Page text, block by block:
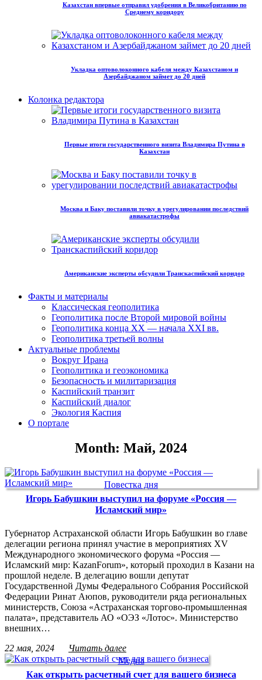
Казахстан впервые отправил удобрения в Великобританию по
Среднему коридору
Укладка оптоволоконного кабеля между Казахстаном и
Азербайджаном займет до 20 дней
Колонка редактора
Первые итоги государственного визита Владимира Путина в
Казахстан
Москва и Баку поставили точку в урегулировании последствий
авиакатастрофы
Американские эксперты обсудили Транскаспийский коридор
Факты и материалы
Классическая геополитика
Геополитика после Второй мировой войны
Геополитика конца XX — начала XXI вв.
Геополитика третьей волны
Актуальные проблемы
Вокруг Ирана
Геополитика и геоэкономика
Безопасность и милитаризация
Каспийский транзит
Каспийский диалог
Экология Каспия
О портале
Month: Май, 2024
Повестка дня
Игорь Бабушкин выступил на форуме «Россия —
Исламский мир»
Губернатор Астраханской области Игорь Бабушкин во главе
делегации региона принял участие в мероприятиях XV
Международного экономического форума «Россия —
Исламский мир: KazanForum», который проходил в Казани на
прошлой неделе. В делегацию вошли депутат
Государственной Думы Федерального Собрания Российской
Федерации Ринат Аюпов, руководители ряда региональных
министерств, Союза «Астраханская торгово-промышленная
палата», представитель АО «ОЭЗ «Лотос». Министерство
внешних…
22 мая, 2024
Читать далее
Медиа
Как открыть расчетный счет для вашего бизнеса